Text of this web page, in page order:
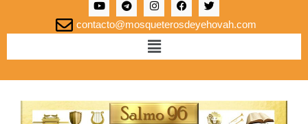
contacto@mosqueterosdeyehovah.com